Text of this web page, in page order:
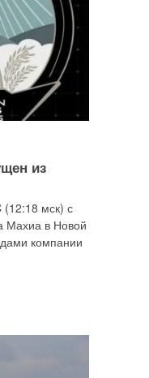
из
(12:18 мск) с
Махиа в Новой
компании